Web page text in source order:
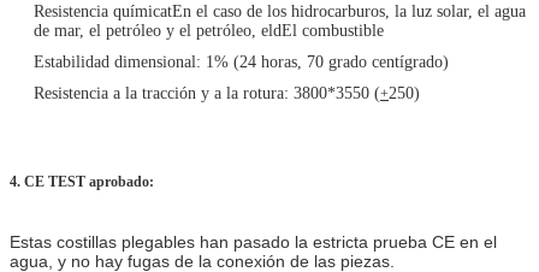
Resistencia químicatEn el caso de los hidrocarburos, la luz solar, el agua
de mar, el petróleo y el petróleo, eldEl combustible
Estabilidad dimensional: 1% (24 horas, 70 grado centígrado)
Resistencia a la tracción y a la rotura: 3800*3550 (+250)
4. CE TEST aprobado:
Estas costillas plegables han pasado la estricta prueba CE en el
agua, y no hay fugas de la conexión de las piezas.